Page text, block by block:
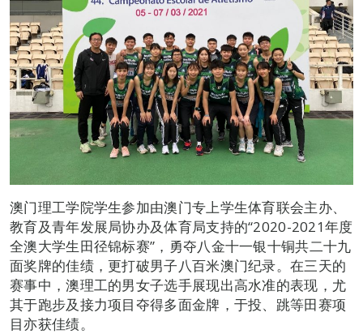
澳门理工学院学生参加由澳门专上学生体育联会主办、
教育及青年发展局协办及体育局支持的“2020-2021年度
全澳大学生田径锦标赛”，勇夺八金十一银十铜共二十九
面奖牌的佳绩，更打破男子八百米澳门纪录。在三天的
赛事中，澳理工的男女子选手展现出高水准的表现，尤
其于跑步及接力项目夺得多面金牌，于投、跳等田赛项
目亦获佳绩。